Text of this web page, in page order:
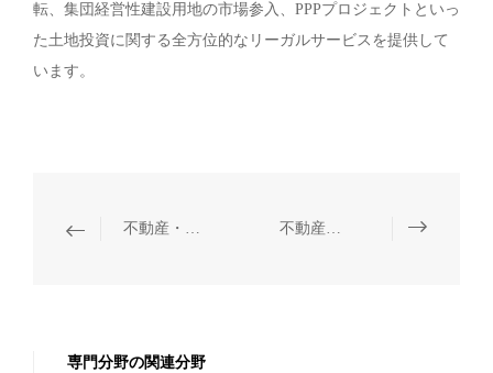
転、集団経営性建設用地の市場参入、PPPプロジェクトといっ
た土地投資に関する全方位的なリーガルサービスを提供して
います。
不動産・建設プロジェクト 不動産開発
専門分野の関連分野